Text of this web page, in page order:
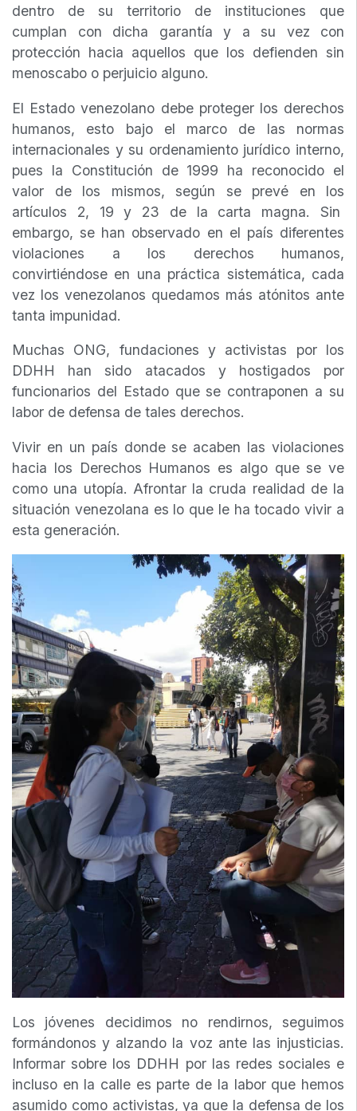
dentro de su territorio de instituciones que
cumplan con dicha garantía y a su vez con
protección hacia aquellos que los defienden sin
menoscabo o perjuicio alguno.
El Estado venezolano debe proteger los derechos
humanos, esto bajo el marco de las normas
internacionales y su ordenamiento jurídico interno,
pues la Constitución de 1999 ha reconocido el
valor de los mismos, según se prevé en los
artículos 2, 19 y 23 de la carta magna. Sin
embargo, se han observado en el país diferentes
violaciones a los derechos humanos,
convirtiéndose en una práctica sistemática, cada
vez los venezolanos quedamos más atónitos ante
tanta impunidad.
Muchas ONG, fundaciones y activistas por los
DDHH han sido atacados y hostigados por
funcionarios del Estado que se contraponen a su
labor de defensa de tales derechos.
Vivir en un país donde se acaben las violaciones
hacia los Derechos Humanos es algo que se ve
como una utopía. Afrontar la cruda realidad de la
situación venezolana es lo que le ha tocado vivir a
esta generación.
Los jóvenes decidimos no rendirnos, seguimos
formándonos y alzando la voz ante las injusticias.
Informar sobre los DDHH por las redes sociales e
incluso en la calle es parte de la labor que hemos
asumido como activistas, ya que la defensa de los